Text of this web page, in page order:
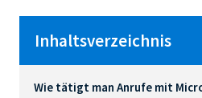
Inhaltsverzeichnis
Wie tätigt man Anrufe mit